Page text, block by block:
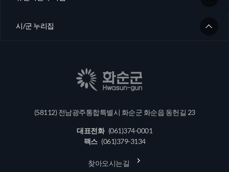
시/군 누리집
(58112) 전남광주통합특별시 화순군 화순읍 동헌길 23
대표전화 (061)374-0001
팩스 (061)379-3134
찾아오시는길